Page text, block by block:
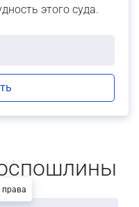
этого суда.
права